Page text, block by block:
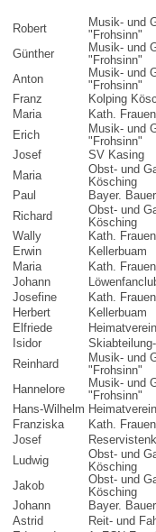
Robert
Musik- und
"Frohsinn"
Günther
Musik- und
"Frohsinn"
Anton
Musik- und
"Frohsinn"
Franz
Kolping
Maria
Kath.
Erich
Musik- und
"Frohsinn"
Josef
SV Kasing
Maria
Obst- und
Kösching
Paul
Bayer.
Richard
Obst- und
Kösching
Wally
Kath.
Erwin
Kellerbuam
Maria
Kath.
Johann
Josefine
Kath.
Herbert
Kellerbuam
Elfriede
Isidor
Reinhard
Musik- und
"Frohsinn"
Hannelore
Musik- und
"Frohsinn"
Hans-Wilhelm
Franziska
Kath.
Josef
Ludwig
Obst- und
Kösching
Jakob
Obst- und
Kösching
Johann
Bayer.
Astrid
Reit- und